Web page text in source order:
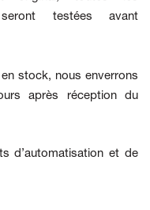
seront testées avant
stock, nous enverrons
après réception du
d’automatisation et de